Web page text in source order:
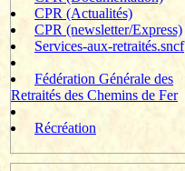
CPR (Actualités)
CPR (newsletter/Express)
Services-aux-retraités.sncf
Fédération Générale des
Retraités des Chemins de Fer
Récréation